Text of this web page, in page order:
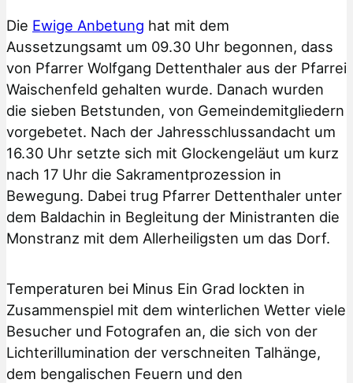
Die Ewige Anbetung hat mit dem
Aussetzungsamt um 09.30 Uhr begonnen, dass
von Pfarrer Wolfgang Dettenthaler aus der Pfarrei
Waischenfeld gehalten wurde. Danach wurden
die sieben Betstunden, von Gemeindemitgliedern
vorgebetet. Nach der Jahresschlussandacht um
16.30 Uhr setzte sich mit Glockengeläut um kurz
nach 17 Uhr die Sakramentprozession in
Bewegung. Dabei trug Pfarrer Dettenthaler unter
dem Baldachin in Begleitung der Ministranten die
Monstranz mit dem Allerheiligsten um das Dorf.
Temperaturen bei Minus Ein Grad lockten in
Zusammenspiel mit dem winterlichen Wetter viele
Besucher und Fotografen an, die sich von der
Lichterillumination der verschneiten Talhänge,
dem bengalischen Feuern und den